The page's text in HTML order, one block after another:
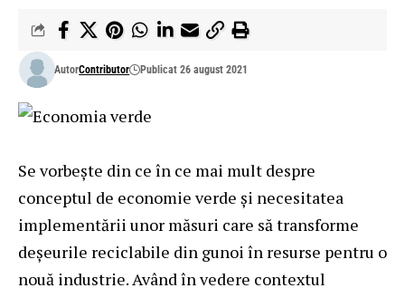
AutorContributor Publicat 26 august 2021
Se vorbește din ce în ce mai mult despre
conceptul de economie verde și necesitatea
implementării unor măsuri care să transforme
deșeurile reciclabile din gunoi în resurse pentru o
nouă industrie. Având în vedere contextul